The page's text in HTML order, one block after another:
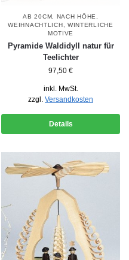
AB 20CM NACH HÖHE
WEIHNACHTLICH
WINTERLICHE
MOTIVE
Pyramide Waldidyll natur für
Teelichter
97,50 €
inkl. MwSt.
zzgl. Versandkosten
Details